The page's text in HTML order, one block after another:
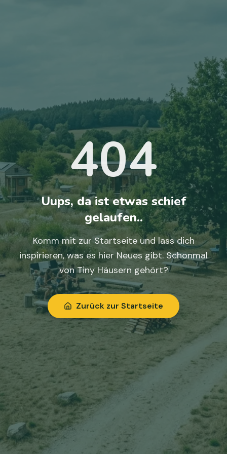
404
Uups, da ist etwas schief
gelaufen..
Komm mit zur Startseite und lass dich
inspirieren, was es hier Neues gibt. Schonmal
von Tiny Häusern gehört?
Zurück zur Startseite